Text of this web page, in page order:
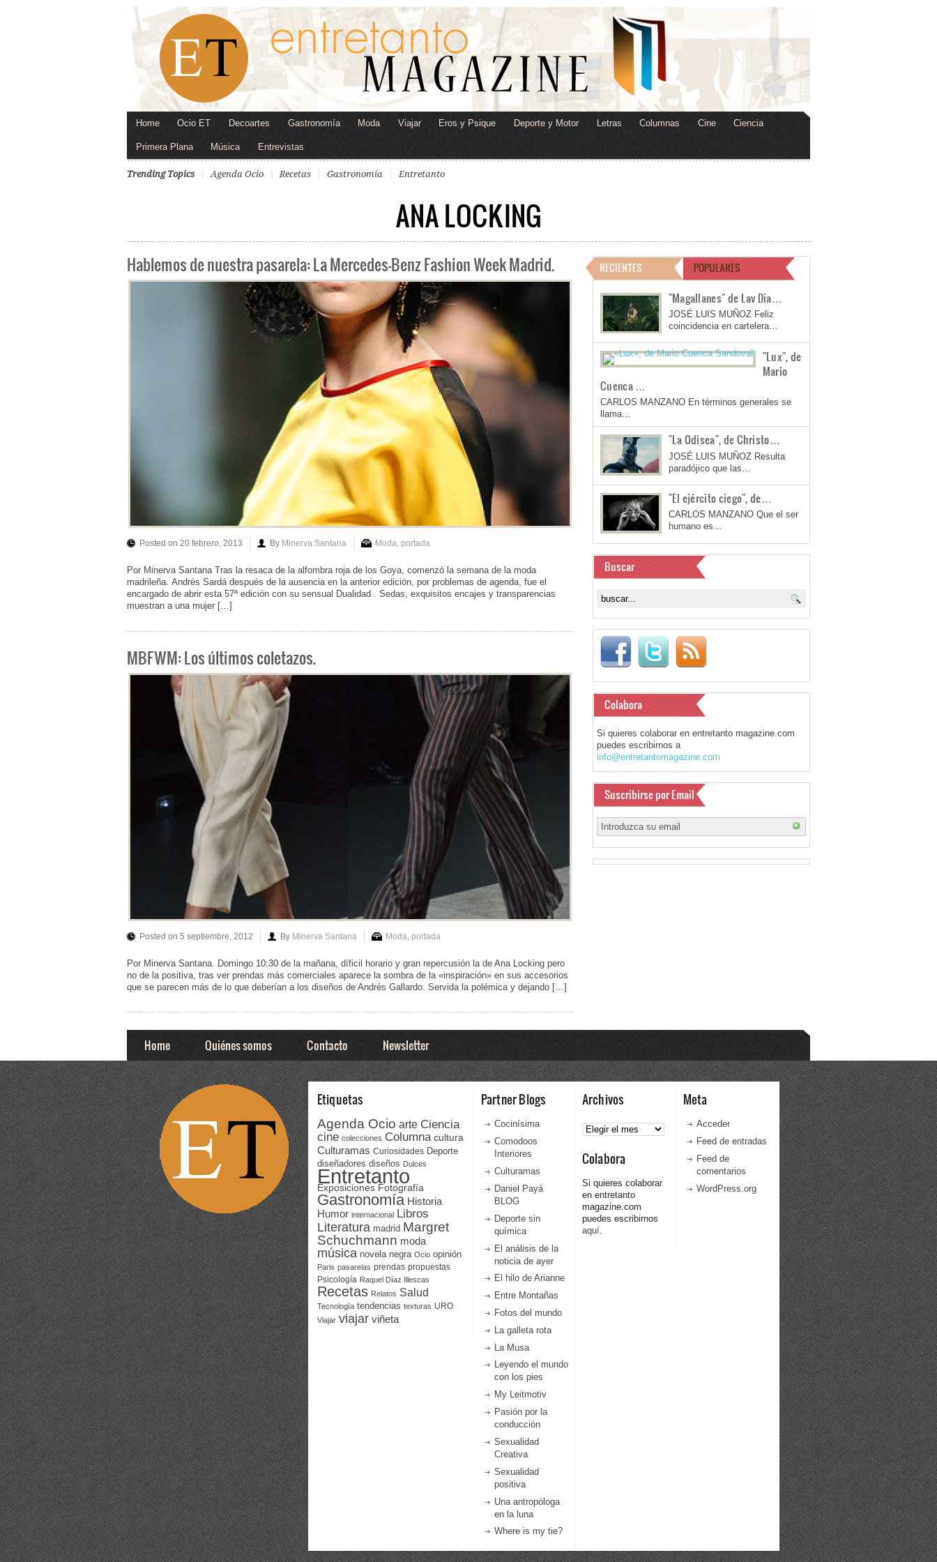
Home Ocio ET Decoartes Gastronomía Moda Viajar Eros y Psique Deporte y Motor Letras Columnas Cine Ciencia
Primera Plana Música Entrevistas
Trending Topics Agenda Ocio Recetas Gastronomía Entretanto
ANA LOCKING
Hablemos de nuestra pasarela: La Mercedes-Benz Fashion Week Madrid.
Posted on 20 febrero, 2013 By Minerva Santana Moda portada
Por Minerva Santana Tras la resaca de la alfombra roja de los Goya, comenzó la semana de la moda
madrileña. Andrés Sardá después de la ausencia en la anterior edición, por problemas de agenda, fue el
encargado de abrir esta 57ª edición con su sensual Dualidad . Sedas, exquisitos encajes y transparencias
muestran a una mujer […]
MBFWM: Los últimos coletazos.
Posted on 5 septiembre, 2012 By Minerva Santana Moda portada
Por Minerva Santana. Domingo 10:30 de la mañana, díficil horario y gran repercusión la de Ana Locking pero
no de la positiva, tras ver prendas más comerciales aparece la sombra de la «inspiración» en sus accesorios
que se parecen más de lo que deberían a los diseños de Andrés Gallardo. Servida la polémica y dejando […]
RECIENTES POPULARES
"Magallanes" de Lav Dia…
JOSÉ LUIS MUÑOZ Feliz
coincidencia en cartelera…
"Lux", de
Mario
Cuenca …
CARLOS MANZANO En términos generales se
llama…
"La Odisea", de Christo…
JOSÉ LUIS MUÑOZ Resulta
paradójico que las…
"El ejército ciego", de…
CARLOS MANZANO Que el ser
humano es…
Buscar
Colabora
Si quieres colaborar en entretanto magazine.com
puedes escribirnos a
info@entretantomagazine.com
Suscribirse por Email
Home Quiénes somos Contacto Newsletter
Etiquetas
Agenda Ocio arte Ciencia
cine colecciones Columna cultura
Culturamas Curiosidades Deporte
diseñadores diseños Dulces
Entretanto
Exposiciones Fotografía
Gastronomía Historia
Humor internacional Libros
Literatura madrid Margret
Schuchmann moda
música novela negra Ocio opinión
Paris pasarelas prendas propuestas
Psicología Raquel Díaz Illescas
Recetas Relatos Salud
Tecnología tendencias texturas URO
Viajar viajar viñeta
Partner Blogs
Cocinísima
Comodoos
Interiores
Culturamas
Daniel Payá
BLOG
Deporte sin
química
El análisis de la
noticia de ayer
El hilo de Arianne
Entre Montañas
Fotos del mundo
La galleta rota
La Musa
Leyendo el mundo
con los pies
My Leitmotiv
Pasión por la
conducción
Sexualidad
Creativa
Sexualidad
positiva
Una antropóloga
en la luna
Where is my tie?
Archivos
Archivos
Colabora
Si quieres colaborar
en entretanto
magazine.com
puedes escribirnos
aquí.
Meta
Acceder
Feed de entradas
Feed de
comentarios
WordPress.org